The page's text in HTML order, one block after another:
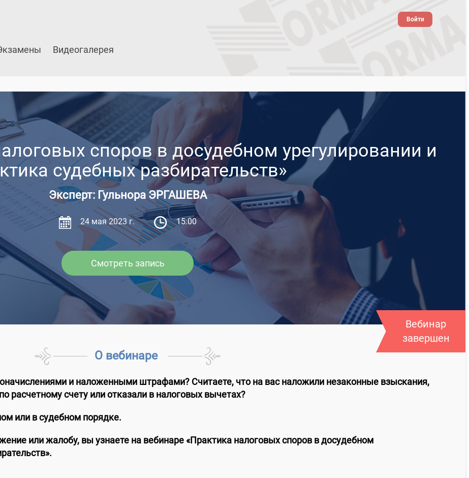
Видеогалерея
Войти
споров в досудебном урегулировании и
судебных разбирательств»
Эксперт: Гульнора ЭРГАШЕВА
24 мая 2023 г. 15:00
Смотреть запись
Вебинар
завершен
О вебинаре
и наложенными штрафами? Считаете, что на вас наложили незаконные взыскания,
расчетному счету или отказали в налоговых вычетах?
или в судебном порядке.
или жалобу, вы узнаете на вебинаре «Практика налоговых споров в досудебном